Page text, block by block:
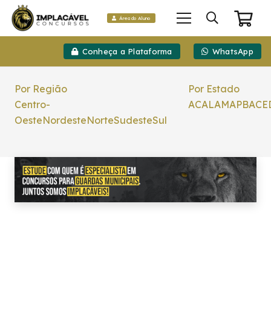
Área do Aluno
Conheça a Plataforma WhatsApp
Por Região
Centro-
OesteNordesteNorteSudesteSul
Por Estado
ACALAMAPBACE